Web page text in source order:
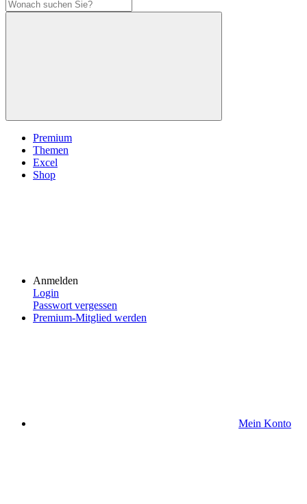
Premium
Themen
Excel
Shop
Anmelden
Login
Passwort vergessen
Premium-Mitglied werden
Mein Konto